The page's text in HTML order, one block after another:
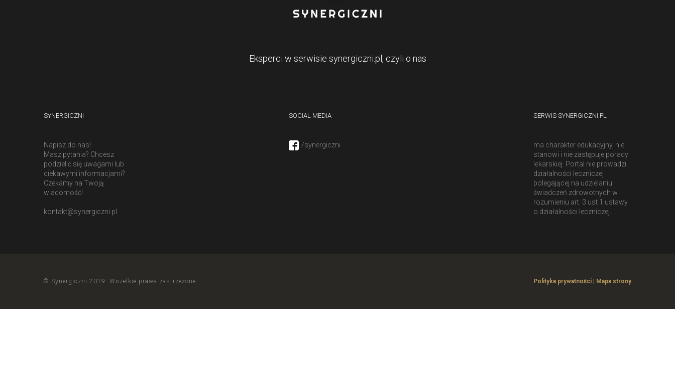
Eksperci w serwisie synergiczni.pl, czyli o nas
SYNERGICZNI
Napisz do nas!
Masz pytania? Chcesz
podzielić się uwagami lub
ciekawymi informacjami?
Czekamy na Twoją
wiadomość!
kontakt@synergiczni.pl
SOCIAL MEDIA
/synergiczni
SERWIS SYNERGICZNI.PL
ma charakter edukacyjny, nie
stanowi i nie zastępuje porady
lekarskiej. Portal nie prowadzi
działalności leczniczej
polegającej na udzielaniu
świadczeń zdrowotnych w
rozumieniu art. 3 ust 1 ustawy
o działalności leczniczej.
© Synergiczni 2019. Wszelkie prawa zastrzeżone. Polityka prywatności Mapa strony